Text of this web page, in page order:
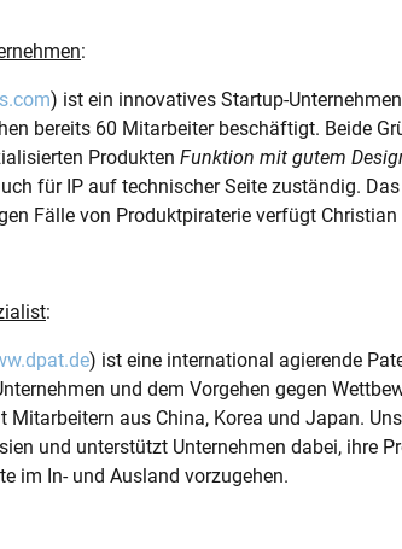
:
) ist ein innovatives Startup-
bereits 60 Mitarbeiter beschäftigt. Beide
Produkten Funktion mit gutem
für IP auf technischer Seite zuständig.
Fälle von Produktpiraterie verfügt
:
) ist eine international agierende
und dem Vorgehen gegen
Mitarbeitern aus China, Korea und Japan.
und unterstützt Unternehmen dabei, ihre
im In- und Ausland vorzugehen.